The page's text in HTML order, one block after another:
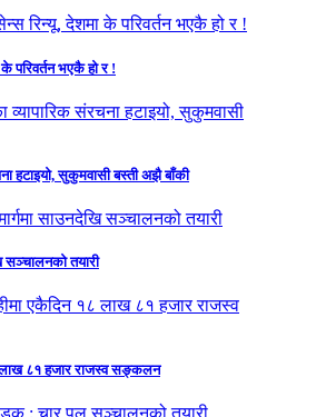
परिवर्तन भएकै हो र !
हटाइयो, सुकुमवासी बस्ती अझै बाँकी
सञ्चालनको तयारी
लाख ८१ हजार राजस्व सङ्कलन